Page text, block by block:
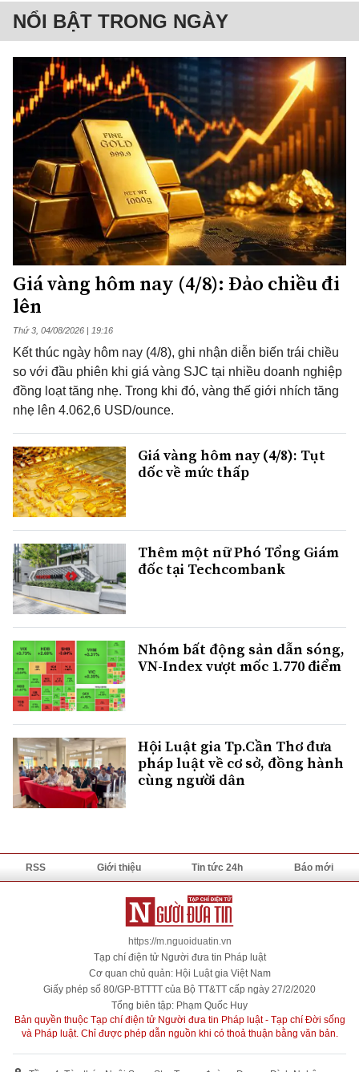
NỔI BẬT TRONG NGÀY
Giá vàng hôm nay (4/8): Đảo chiều đi
lên
Thứ 3, 04/08/2026 | 19:16
Kết thúc ngày hôm nay (4/8), ghi nhận diễn biến trái chiều
so với đầu phiên khi giá vàng SJC tại nhiều doanh nghiệp
đồng loạt tăng nhẹ. Trong khi đó, vàng thế giới nhích tăng
nhẹ lên 4.062,6 USD/ounce.
Giá vàng hôm nay (4/8): Tụt
dốc về mức thấp
Thêm một nữ Phó Tổng Giám
đốc tại Techcombank
Nhóm bất động sản dẫn sóng,
VN-Index vượt mốc 1.770 điểm
Hội Luật gia Tp.Cần Thơ đưa
pháp luật về cơ sở, đồng hành
cùng người dân
RSS Giới thiệu Tin tức 24h Báo mới
https://m.nguoiduatin.vn
Tạp chí điện tử Người đưa tin Pháp luật
Cơ quan chủ quản: Hội Luật gia Việt Nam
Giấy phép số 80/GP-BTTTT của Bộ TT&TT cấp ngày 27/2/2020
Tổng biên tập: Phạm Quốc Huy
Bản quyền thuộc Tạp chí điện tử Người đưa tin Pháp luật - Tạp chí Đời sống
và Pháp luật. Chỉ được phép dẫn nguồn khi có thoả thuận bằng văn bản.